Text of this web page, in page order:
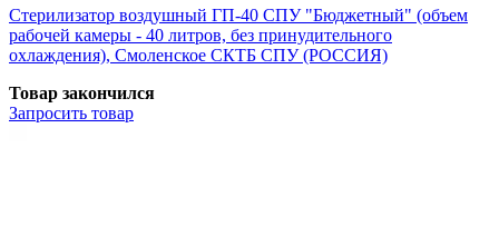
Стерилизатор воздушный ГП-40 СПУ "Бюджетный" (объем
рабочей камеры - 40 литров, без принудительного
охлаждения), Смоленское СКТБ СПУ (РОССИЯ)
Товар закончился
Запросить товар